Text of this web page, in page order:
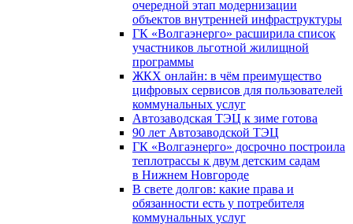
очередной этап модернизации
объектов внутренней инфраструктуры
ГК «Волгаэнерго» расширила список
участников льготной жилищной
программы
ЖКХ онлайн: в чём преимущество
цифровых сервисов для пользователей
коммунальных услуг
Автозаводская ТЭЦ к зиме готова
90 лет Автозаводской ТЭЦ
ГК «Волгаэнерго» досрочно построила
теплотрассы к двум детским садам
в Нижнем Новгороде
В свете долгов: какие права и
обязанности есть у потребителя
коммунальных услуг